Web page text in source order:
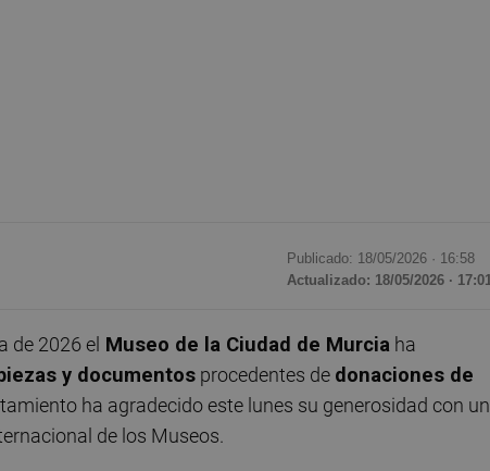
Publicado: 18/05/2026 · 16:58
Actualizado: 18/05/2026 · 17:01
de 2026 el Museo de la Ciudad de Murcia ha
y documentos procedentes de donaciones de
ha agradecido este lunes su generosidad con un
de los Museos.